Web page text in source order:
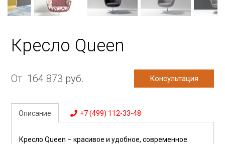
Кресло Queen
От 164 873 руб. Консультация
Описание +7 (499) 112-33-48
Кресло Queen – красивое и удобное, современное.